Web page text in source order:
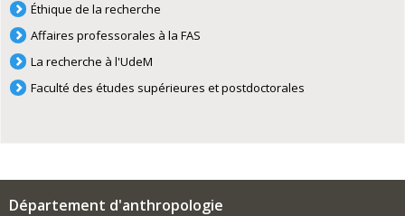
Éthique de la recherche
Affaires professorales à la FAS
La recherche à l'UdeM
Faculté des études supérieures et postdoctorales
Département d'anthropologie